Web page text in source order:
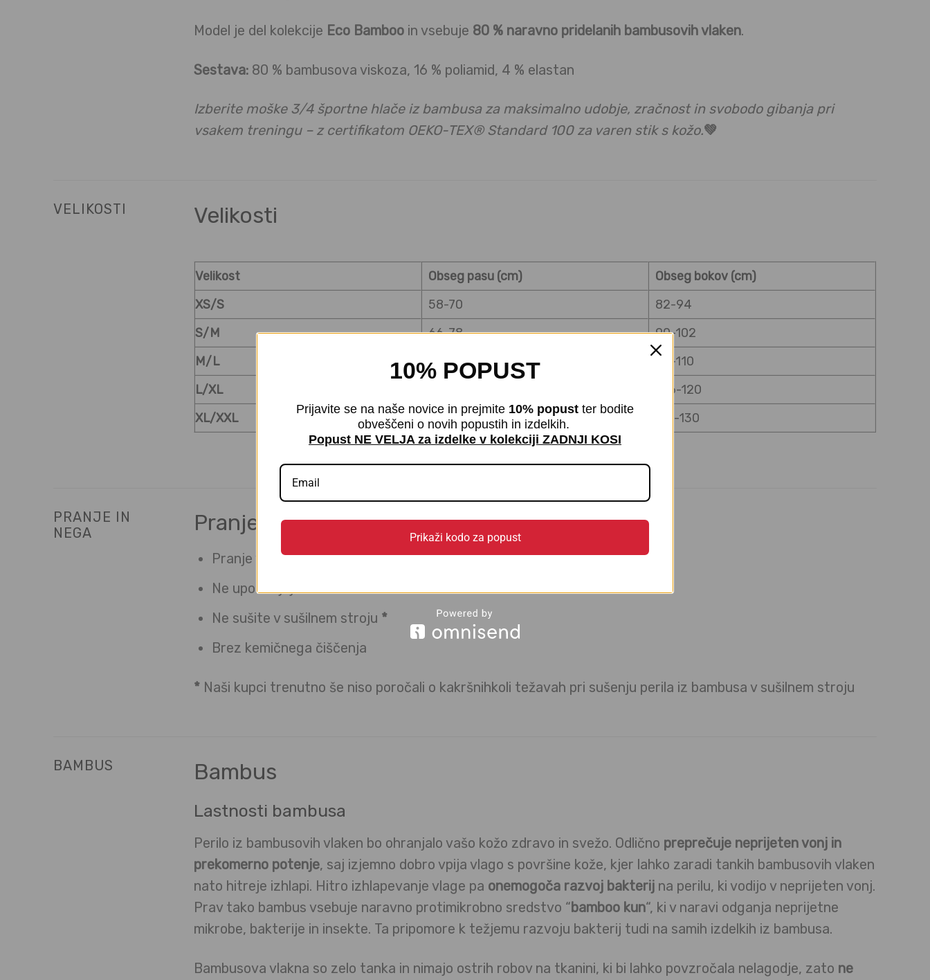
Model je del kolekcije Eco Bamboo in vsebuje 80 % naravno pridelanih bambusovih vlaken.
Sestava: 80 % bambusova viskoza, 16 % poliamid, 4 % elastan
Izberite moške 3/4 športne hlače iz bambusa za maksimalno udobje, zračnost in svobodo gibanja pri
vsakem treningu – z certifikatom OEKO-TEX® Standard 100 za varen stik s kožo.💚
VELIKOSTI Velikosti
Velikost Obseg pasu (cm)
Obseg bokov (cm)
XS/S
58-70
82-94
S/M
66-78
90-102
M/L
74-86
98-110
L/XL
106-120
XL/XXL
91-109 115-130
PRANJE IN
NEGA
Pranje in nega
Pranje v pralnem stroju do 40°C
Ne uporabljajte belila
Ne sušite v sušilnem stroju *
Brez kemičnega čiščenja
* Naši kupci trenutno še niso poročali o kakršnihkoli težavah pri sušenju perila iz bambusa v sušilnem stroju
BAMBUS Bambus
Lastnosti bambusa
Perilo iz bambusovih vlaken bo ohranjalo vašo kožo zdravo in svežo. Odlično preprečuje neprijeten vonj in
prekomerno potenje, saj izjemno dobro vpija vlago s površine kože, kjer lahko zaradi tankih bambusovih vlaken
nato hitreje izhlapi. Hitro izhlapevanje vlage pa onemogoča razvoj bakterij na perilu, ki vodijo v neprijeten vonj.
Prav tako bambus vsebuje naravno protimikrobno sredstvo “bamboo kun“, ki v naravi odganja neprijetne
mikrobe, bakterije in insekte. Ta pripomore k težjemu razvoju bakterij tudi na samih izdelkih iz bambusa.
Bambusova vlakna so zelo tanka in nimajo ostrih robov na tkanini, ki bi lahko povzročala nelagodje, zato ne
10% POPUST
Prijavite se na naše novice in prejmite 10% popust ter bodite
obveščeni o novih popustih in izdelkih.
Popust NE VELJA za izdelke v kolekciji ZADNJI KOSI
Prikaži kodo za popust